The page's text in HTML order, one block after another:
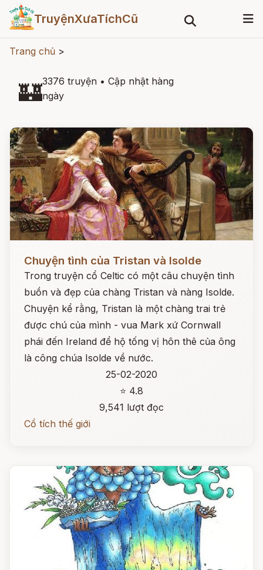
TruyệnXưaTíchCũ
Trang chủ >
🏰3376 truyện • Cập nhật hàng
ngày
Chuyện tình của Tristan và Isolde
Trong truyện cổ Celtic có một câu chuyện tình
buồn và đẹp của chàng Tristan và nàng Isolde.
Chuyện kể rằng, Tristan là một chàng trai trẻ
được chú của mình - vua Mark xứ Cornwall
phái đến Ireland để hộ tống vị hôn thê của ông
là công chúa Isolde về nước.
25-02-2020
⭐ 4.8
9,541 lượt đọc
Cổ tích thế giới